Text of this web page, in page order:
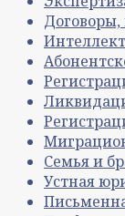
Семья и
Устная